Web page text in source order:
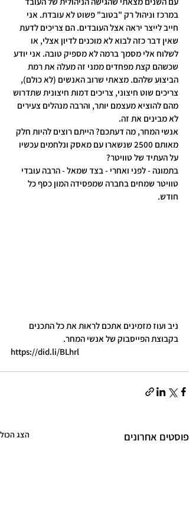
במרכז וניהול רק "בטוב" פשוט לא עובדת. אני
חייב לייצר יראה אצל העובדים. הם צריכים לדעת
שאין דבר כזה לבוא לא מוכנים לדיון אצלי, או
לשלוח אלי מסמך ברמה לא מספיק טובה. אני יודע
שכשהם קצת מפחדים ממני זה מעלה את רמת
הביצוע שלהם. מצאתי שרוב האנשים (לא כולם),
צריכים שוט חיצוני, צריכים דמות חיצונית שתדרוש
מהם להוציא מעצמם יותר, והרבה מנהלים צעירים
לא מבינים את זה.
אנשי המחר, מה דעתכם? הייתם רוצים להיות חלק
מאותם 2500 שנשארו עם מאסק ונלחמים עכשיו
על העתיד של טוויטר?
בתמונה - לפני ואחרי - בצד שמאל - הרבה עובדי
טוויטר שמחים בחברה שמפסידה המון כסף כל
חודש.
ניב ועוז מזמינים אתכם לראות את כל התכנים
בקבוצת הפייסבוק של אנשי המחר.
https://did.li/BLhrl
פוסטים אחרונים הצג הכול